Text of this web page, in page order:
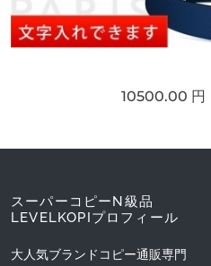
10500.00 円
スーパーコピーN級品
LEVELKOPIプロフィール
大人気ブランドコピー通販専門